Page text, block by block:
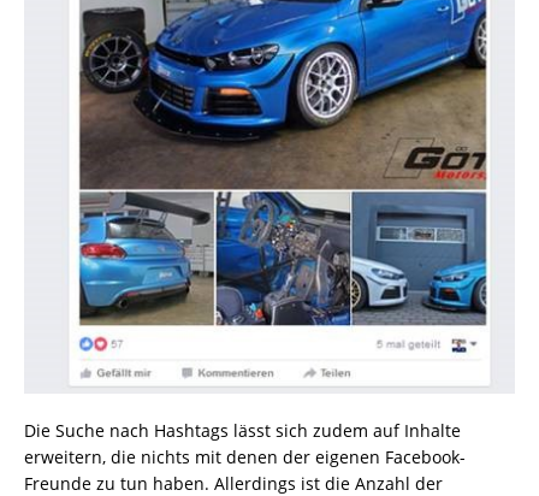
Die Suche nach Hashtags lässt sich zudem auf Inhalte
erweitern, die nichts mit denen der eigenen Facebook-
Freunde zu tun haben. Allerdings ist die Anzahl der